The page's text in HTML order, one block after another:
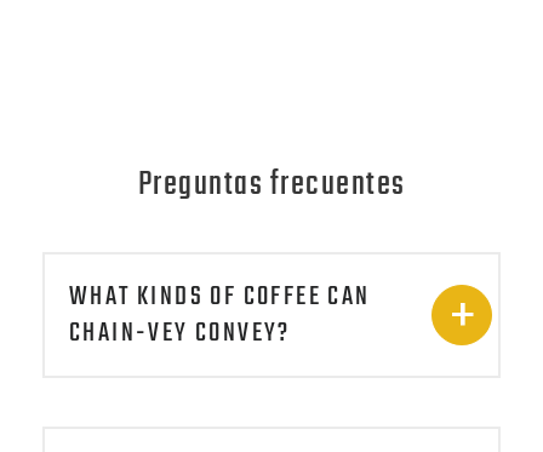
Preguntas frecuentes
WHAT KINDS OF COFFEE CAN
CHAIN-VEY CONVEY?